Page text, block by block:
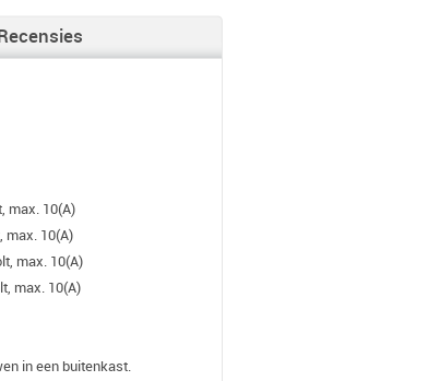
max. 10(A)
10(A)
max. 10(A)
max. 10(A)
in een buitenkast.